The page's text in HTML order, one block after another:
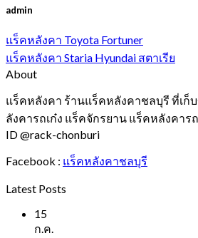
admin
แร็คหลังคา Toyota Fortuner
แร็คหลังคา Staria Hyundai สตาเรีย
About
แร็คหลังคา ร้านแร็คหลังคาชลบุรี ที่เก็
ลังคารถเก๋ง แร็คจักรยาน แร็คหลังคา
ID @rack-chonburi
Facebook : แร็คหลังคาชลบุรี
Latest Posts
15
ก.ค.